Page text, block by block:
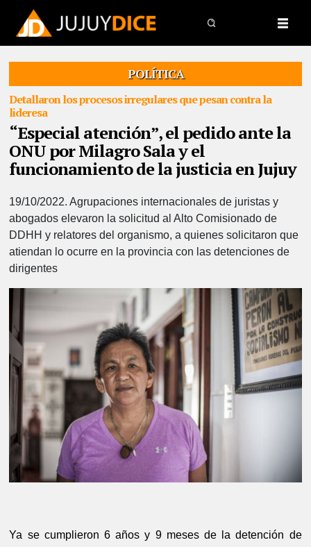
POLÍTICA
Detallaron los procesos irregulares que pesan contra la
lideresa
“Especial atención”, el pedido ante la
ONU por Milagro Sala y el
funcionamiento de la justicia en Jujuy
19/10/2022. Agrupaciones internacionales de juristas y
abogados elevaron la solicitud al Alto Comisionado de
DDHH y relatores del organismo, a quienes solicitaron que
atiendan lo ocurre en la provincia con las detenciones de
dirigentes
Ya se cumplieron 6 años y 9 meses de la detención de